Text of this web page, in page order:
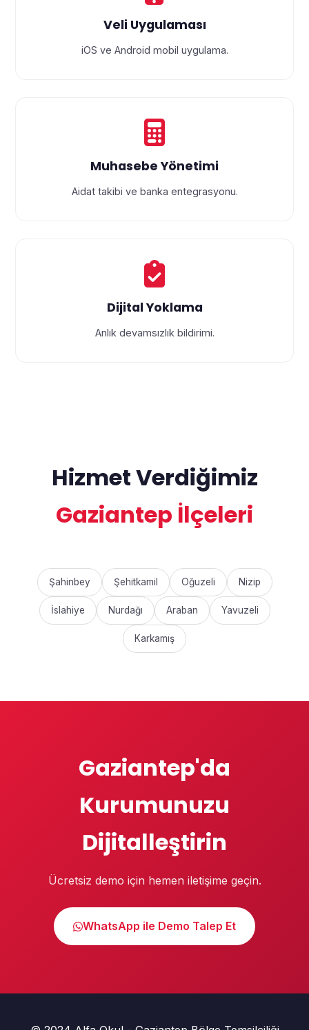
Veli Uygulaması
iOS ve Android mobil uygulama.
Muhasebe Yönetimi
Aidat takibi ve banka entegrasyonu.
Dijital Yoklama
Anlık devamsızlık bildirimi.
Hizmet Verdiğimiz
Gaziantep İlçeleri
Şahinbey Şehitkamil Oğuzeli Nizip
İslahiye Nurdağı Araban Yavuzeli
Karkamış
Gaziantep'da
Kurumunuzu
Dijitalleştirin
Ücretsiz demo için hemen iletişime geçin.
WhatsApp ile Demo Talep Et